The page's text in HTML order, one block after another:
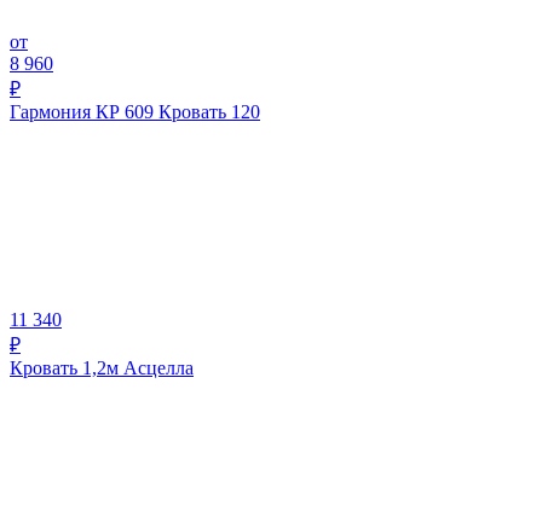
от
8 960
₽
Гармония КР 609 Кровать 120
11 340
₽
Кровать 1,2м Асцелла